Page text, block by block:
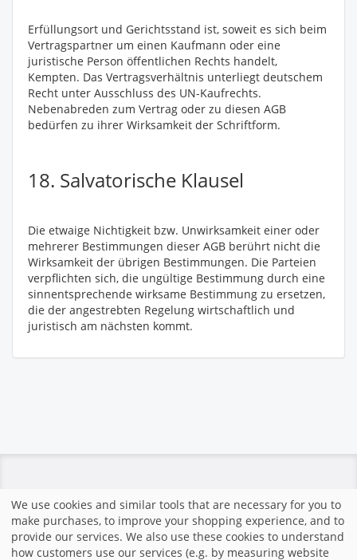
Erfüllungsort und Gerichtsstand ist, soweit es sich beim
Vertragspartner um einen Kaufmann oder eine
juristische Person öffentlichen Rechts handelt,
Kempten. Das Vertragsverhältnis unterliegt deutschem
Recht unter Ausschluss des UN-Kaufrechts.
Nebenabreden zum Vertrag oder zu diesen AGB
bedürfen zu ihrer Wirksamkeit der Schriftform.
18. Salvatorische Klausel
Die etwaige Nichtigkeit bzw. Unwirksamkeit einer oder
mehrerer Bestimmungen dieser AGB berührt nicht die
Wirksamkeit der übrigen Bestimmungen. Die Parteien
verpflichten sich, die ungültige Bestimmung durch eine
sinnentsprechende wirksame Bestimmung zu ersetzen,
die der angestrebten Regelung wirtschaftlich und
juristisch am nächsten kommt.
Strona domowa |Znak firmowy|Regulamin|System
zakupów stworzony przez fotograf.de |
We use cookies and similar tools that are necessary for you to
make purchases, to improve your shopping experience, and to
provide our services. We also use these cookies to understand
how customers use our services (e.g. by measuring website